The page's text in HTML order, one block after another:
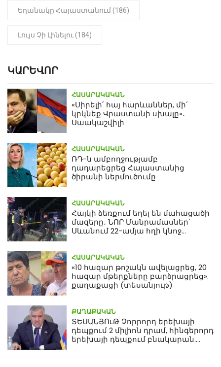
Եղանակը Հայաստանում (186)
Լույս Չի Լինելու (184)
ԿԱՐԵՎՈՐ
ՀԱՍԱՐԱԿԱԿԱՆ
«Սիրելի՛ հայ հարևաններ, մի՛
կրկնեք Վրաստանի սխալը»․
Սաակաշվիլի
ՀԱՍԱՐԱԿԱԿԱՆ
ՌԴ-ն ամբողջությամբ
դադարեցրեց Հայաստանից
ծիրանի ներմուծումը
ՀԱՍԱՐԱԿԱԿԱՆ
Հայկի ձեռքում եղել են մահացածի
մազերը․ ՆՈՐ Մանրամասներ՝
Սևանում 22-ամյա հղի կնոջ
ՀԱՍԱՐԱԿԱԿԱՆ
«10 հազար թոշակն ավելացրեց, 20
հազար մթերքները բարձրացրեց».
քաղաքացի (տեսանյութ)
ՔԱՂԱՔԱԿԱՆ
ՏԵՍԱՆՅՈւԹ Չորրորդ երեխայի
դեպքում 2 միլիոն դրամ, հինգերորդ
երեխայի դեպքում բնակարան.